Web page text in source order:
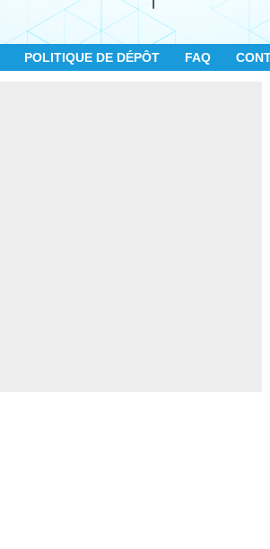
POLITIQUE DE DÉPÔT FAQ